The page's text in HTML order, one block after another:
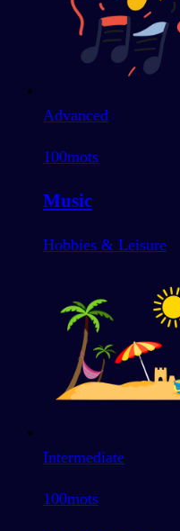
Advanced
100mots
Music
Hobbies & Leisure
Intermediate
100mots